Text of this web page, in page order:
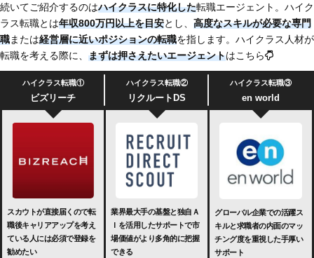
続いてご紹介するのはハイクラスに特化した転職エージェント。ハイク
ラス転職とは年収800万円以上を目安とし、 高度なスキルが必要な専門
職または経営層に近いポジションの転職を指します。ハイクラス人材が
転職を考える際に、 まずは押さえたいエージェントはこちら
ハイクラス転職①
ビズリーチ
ハイクラス転職②
リクルートDS
ハイクラス転職③
en world
スカウトが直接届くので転
職後キャリアアップを考え
ている人には必須で登録を
勧めたい
業界最大手の基盤と独自Ａ
Ｉを活用したサポートで市
場価値がより多角的に把握
できる
グローバル企業での活躍ス
キルと求職者の内面のマッ
チング度を重視した手厚い
サポート